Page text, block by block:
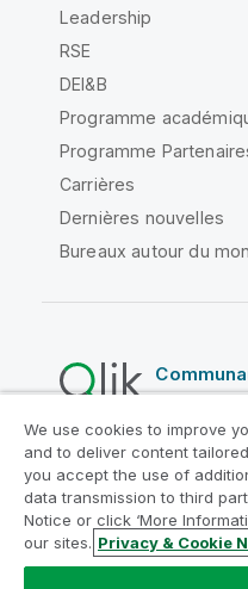
Leadership
RSE
DEI&B
Programme
Programme
Carrières
Dernières nouvelles
Bureaux autour du
Contrats juridiques
Conditions d'utilisation
Legal Policies
Conditions d'utilisation
Do Not Share My Info
We use cookies to improve
and to deliver content
you accept the use of
data transmission to third
Notice or click ‘More
our sites. Privacy & Cookie